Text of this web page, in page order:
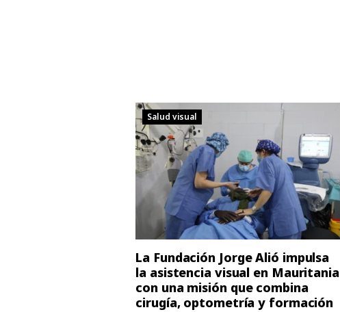
Salud visual
La Fundación Jorge Alió impulsa
la asistencia visual en Mauritania
con una misión que combina
cirugía, optometría y formación